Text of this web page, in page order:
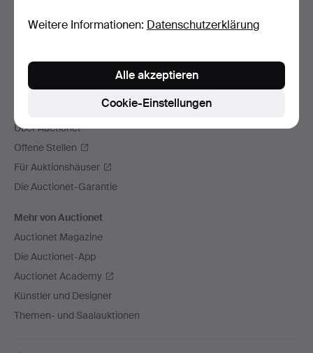
Alle Auktionshäuser
Über Auctionet
Offene Stellen
Für Auktionshäuser
Die Auctionet-Garantie
Mehr von Auctionet
Auctionet Magazine
Die Auctionet-App
Auctionet Academy
Künstler und Designer
Themen- und Saalauktionen
Weitere Informationen: Datenschutzerklärung
Cookie-Einstellungen
Alle akzeptieren